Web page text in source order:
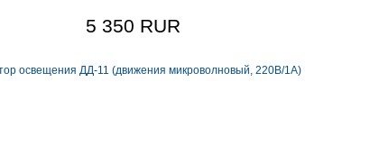
5 350 RUR
освещения ДД-11 (движения микроволновый, 220В/1А)